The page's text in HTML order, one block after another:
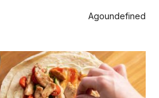
Agoundefined